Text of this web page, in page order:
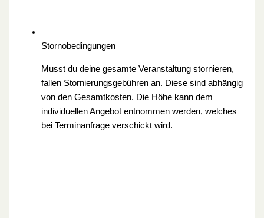
Stornobedingungen
Musst du deine gesamte Veranstaltung stornieren,
fallen Stornierungsgebühren an. Diese sind abhängig
von den Gesamtkosten. Die Höhe kann dem
individuellen Angebot entnommen werden, welches
bei Terminanfrage verschickt wird.